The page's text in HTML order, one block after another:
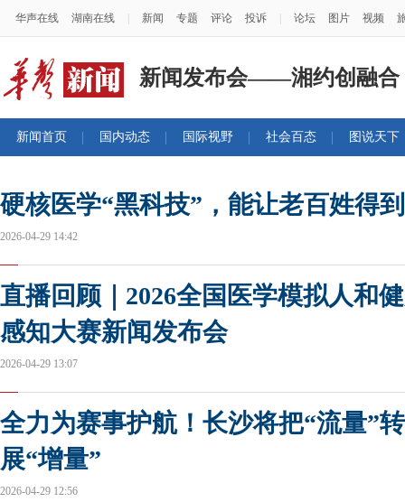
华声在线 湖南在线 新闻 专题 评论 投诉 论坛 图片 视频
新闻发布会——湘约创融合
新闻首页 国内动态 国际视野 社会百态 图说天下
硬核医学“黑科技”，能让老百姓得
2026-04-29 14:42
直播回顾｜2026全国医学模拟人和
感知大赛新闻发布会
2026-04-29 13:07
全力为赛事护航！长沙将把“流量”
展“增量”
2026-04-29 12:56